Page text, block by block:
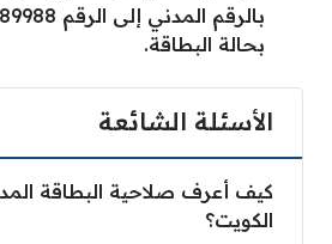
بحالة البطاقة.
الأسئلة الشائعة
كيف أعرف صلاحية البطاقة
الكويت؟